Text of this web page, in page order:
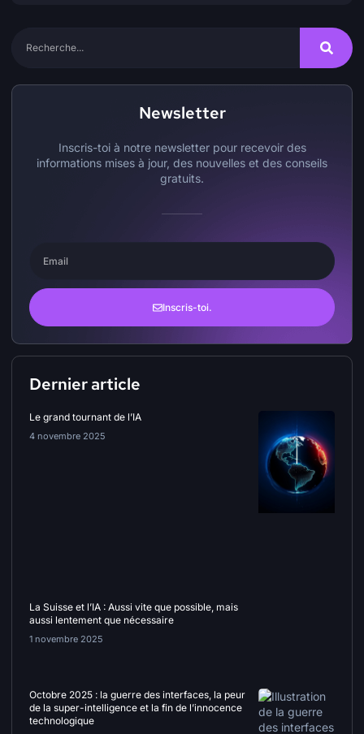
Newsletter
Inscris-toi à notre newsletter pour recevoir des
informations mises à jour, des nouvelles et des conseils
gratuits.
Inscris-toi.
Dernier article
Le grand tournant de l’IA
4 novembre 2025
La Suisse et l’IA : Aussi vite que possible, mais
aussi lentement que nécessaire
1 novembre 2025
Octobre 2025 : la guerre des interfaces, la peur
de la super-intelligence et la fin de l’innocence
technologique